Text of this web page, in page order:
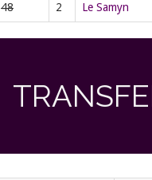
48 2 Le Samyn